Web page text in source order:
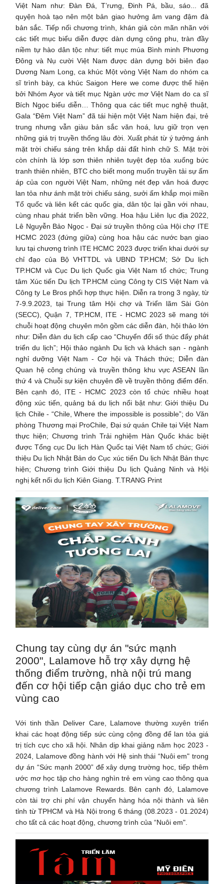
Việt Nam như: Đàn Đá, T’rưng, Đinh Pá, bầu, sáo... đã
quyện hoà tạo nên một bản giao hưởng âm vang đậm đà
bản sắc. Tiếp nối chương trình, khán giả còn mãn nhãn với
các tiết mục biểu diễn được dàn dựng công phu, tràn đầy
niềm tự hào dân tộc như: tiết mục múa Bình minh Phương
Đông và Nụ cười Việt Nam được dàn dựng bởi biên đạo
Dương Nam Long, ca khúc Một vòng Việt Nam do nhóm ca
sĩ trình bày, ca khúc Saigon Here we come được thể hiện
bởi Nhóm Ayor và tiết mục Ngàn ước mơ Việt Nam do ca sĩ
Bích Ngọc biểu diễn… Thông qua các tiết mục nghệ thuật,
Gala “Đêm Việt Nam” đã tái hiện một Việt Nam hiện đại, trẻ
trung nhưng vẫn giàu bản sắc văn hoá, lưu giữ trọn vẹn
những giá trị truyền thống lâu đời. Xuất phát từ ý tưởng ánh
mặt trời chiếu sáng trên khắp dải đất hình chữ S. Mặt trời
còn chính là lớp sơn thiên nhiên tuyệt đẹp tỏa xuống bức
tranh thiên nhiên, BTC cho biết mong muốn truyền tải sự ấm
áp của con người Việt Nam, những nét đẹp văn hoá được
lan tỏa như ánh mặt trời chiếu sáng, sưởi ấm khắp mọi miền
Tổ quốc và liên kết các quốc gia, dân tộc lại gần với nhau,
cùng nhau phát triển bền vững. Hoa hậu Liên lục địa 2022,
Lê Nguyễn Bảo Ngọc - Đại sứ truyền thông của Hội chợ ITE
HCMC 2023 (đứng giữa) cùng hoa hậu các nước bạn giao
lưu tại chương trình ITE HCMC 2023 được triển khai dưới sự
chỉ đạo của Bộ VHTTDL và UBND TP.HCM; Sở Du lịch
TP.HCM và Cục Du lịch Quốc gia Việt Nam tổ chức; Trung
tâm Xúc tiến Du lịch TP.HCM cùng Công ty CIS Việt Nam và
Công ty Le Bros phối hợp thực hiện. Diễn ra trong 3 ngày, từ
7-9.9.2023, tại Trung tâm Hội chợ và Triển lãm Sài Gòn
(SECC), Quận 7, TP.HCM, ITE - HCMC 2023 sẽ mang tới
chuỗi hoạt động chuyên môn gồm các diễn đàn, hội thảo lớn
như: Diễn đàn du lịch cấp cao “Chuyển đổi số thúc đẩy phát
triển du lịch”; Hội thảo ngành Du lịch và khách sạn - ngành
nghỉ dưỡng Việt Nam - Cơ hội và Thách thức; Diễn đàn
Quan hệ công chúng và truyền thông khu vực ASEAN lần
thứ 4 và Chuỗi sự kiện chuyên đề về truyền thông điểm đến.
Bên cạnh đó, ITE - HCMC 2023 còn tổ chức nhiều hoạt
động xúc tiến, quảng bá du lịch nổi bật như: Giới thiệu Du
lịch Chile - “Chile, Where the impossible is possible”; do Văn
phòng Thương mại ProChile, Đại sứ quán Chile tại Việt Nam
thực hiện; Chương trình Trải nghiệm Hàn Quốc khác biệt
được Tổng cục Du lịch Hàn Quốc tại Việt Nam tổ chức; Giới
thiệu Du lịch Nhật Bản do Cục xúc tiến Du lịch Nhật Bản thực
hiện; Chương trình Giới thiệu Du lịch Quảng Ninh và Hội
nghị kết nối du lịch Kiên Giang. T.TRANG Print
Chung tay cùng dự án "sức mạnh
2000", Lalamove hỗ trợ xây dựng hệ
thống điểm trường, nhà nội trú mang
đến cơ hội tiếp cận giáo dục cho trẻ em
vùng cao
Với tinh thần Deliver Care, Lalamove thường xuyên triển
khai các hoạt động tiếp sức cùng cộng đồng để lan tỏa giá
trị tích cực cho xã hội. Nhân dịp khai giảng năm học 2023 -
2024, Lalamove đồng hành với Hệ sinh thái “Nuôi em" trong
dự án “Sức mạnh 2000” để xây dựng trường học, tiếp thêm
ước mơ học tập cho hàng nghìn trẻ em vùng cao thông qua
chương trình Lalamove Rewards. Bên cạnh đó, Lalamove
còn tài trợ chi phí vận chuyển hàng hóa nội thành và liên
tỉnh từ TPHCM và Hà Nội trong 6 tháng (08.2023 - 01.2024)
cho tất cả các hoạt động, chương trình của “Nuôi em".